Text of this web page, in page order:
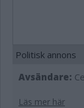
Politisk annons
Avsändare:
Läs mer här